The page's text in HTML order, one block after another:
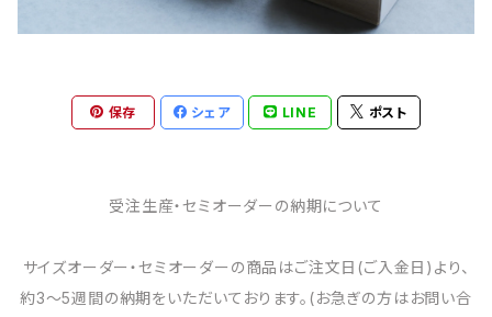
保存 シェア LINE ポスト
受注生産・セミオーダーの納期について
サイズオーダー・セミオーダーの商品はご注文日(ご入金日)より、
約3～5週間の納期をいただいております。(お急ぎの方はお問い合